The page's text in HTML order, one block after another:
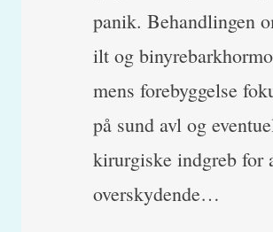
panik. Behandlingen
ilt og
mens forebyggelse
på sund avl og
kirurgiske indgreb for
overskydende…